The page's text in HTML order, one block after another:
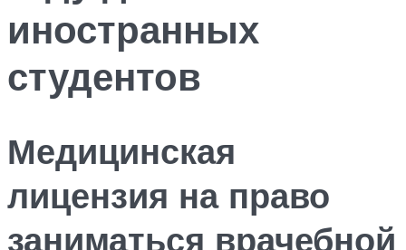
иностранных
студентов
Медицинская
лицензия на право
заниматься врачебной